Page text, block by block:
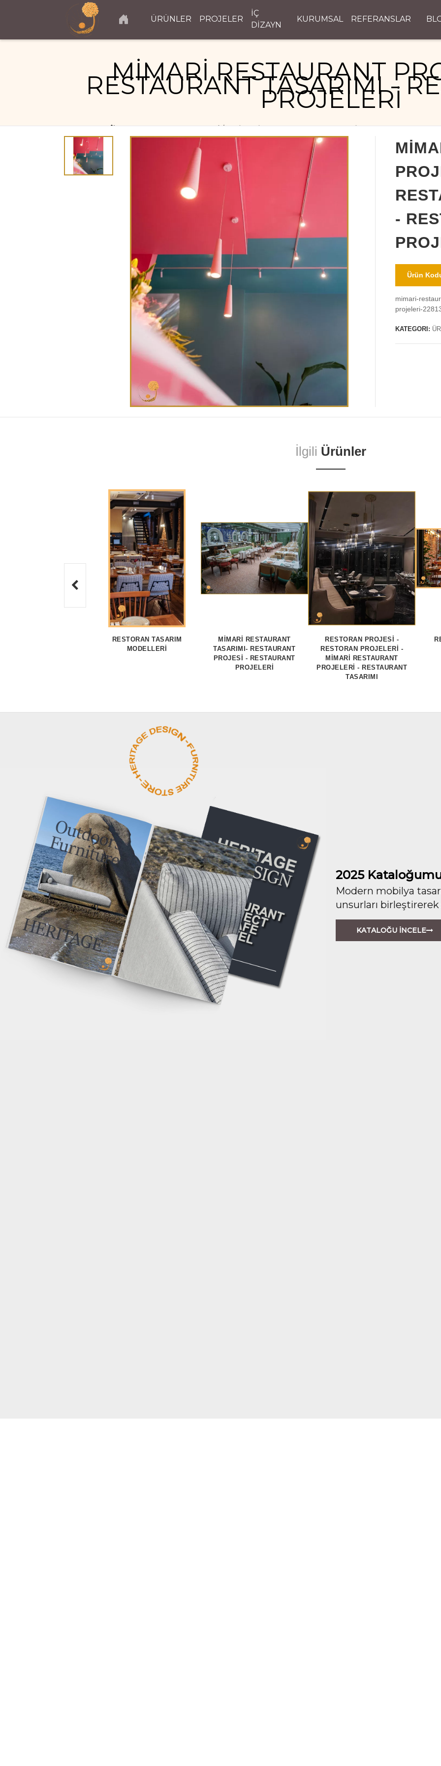
ÜRÜNLER PROJELER
İÇ
DİZAYN
KURUMSAL REFERANSLAR
MİMARİ RESTAURANT
RESTAURANT TASARIMI -
PROJELERİ
RESTAURANT PROJELERI MİMARİ RESTAURANT PROJELERİ - RESTAURANT
-
Ürün
mimari-
projeleri-
KATEGORI:
İlgili Ürünler
RESTORAN TASARIM
MODELLERI
MİMARİ RESTAURANT
TASARIMI- RESTAURANT
PROJESİ - RESTAURANT
PROJELERİ
RESTORAN PROJESİ -
RESTORAN PROJELERİ -
MİMARİ RESTAURANT
PROJELERİ - RESTAURANT
TASARIMI
2025
Modern mobilya
unsurları
KATALOĞU İNCELE